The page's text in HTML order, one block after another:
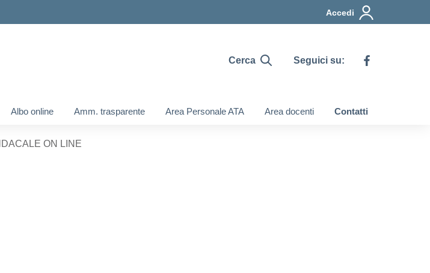
Accedi
Cerca Seguici su:
Albo online Amm. trasparente Area Personale ATA Area docenti Contatti
ON LINE